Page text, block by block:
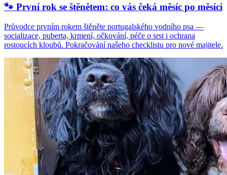
🐾 První rok se štěnětem: co vás čeká měsíc po měsíci
Průvodce prvním rokem štěněte portugalského vodního psa —
socializace, puberta, krmení, očkování, péče o srst i ochrana
rostoucích kloubů. Pokračování našeho checklistu pro nové majitele.